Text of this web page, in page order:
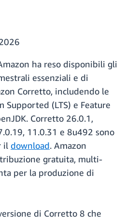
ha reso disponibili gli
essenziali e di
Corretto, includendo le
Supported (LTS) e Feature
Corretto 26.0.1,
11.0.31 e 8u492 sono
il download. Amazon
gratuita, multi-
per la produzione di
di Corretto 8 che